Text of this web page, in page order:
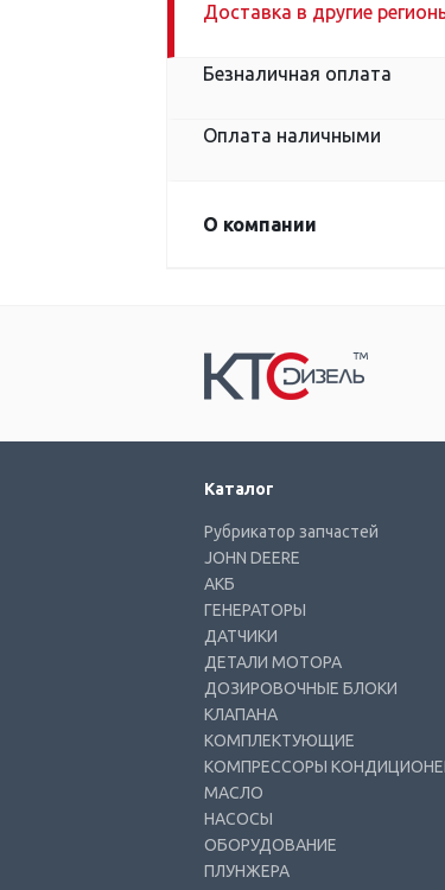
персональных данных
Доставка в другие
Безналичная оплата
Оплата наличными
О компании
Отзывы о компании
Участие в выставках
Каталог
Рубрикатор запчастей
JOHN DEERE
АКБ
ГЕНЕРАТОРЫ
ДАТЧИКИ
ДЕТАЛИ МОТОРА
ДОЗИРОВОЧНЫЕ БЛОКИ
КЛАПАНА
КОМПЛЕКТУЮЩИЕ
КОМПРЕССОРЫ
МАСЛО
НАСОСЫ
ОБОРУДОВАНИЕ
ПЛУНЖЕРА